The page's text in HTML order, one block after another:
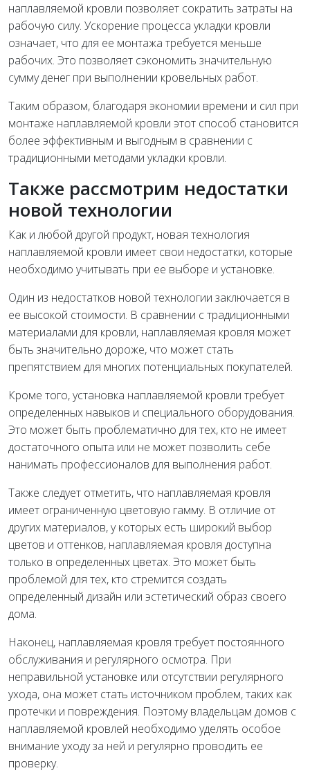
наплавляемой кровли позволяет сократить затраты на
рабочую силу. Ускорение процесса укладки кровли
означает, что для ее монтажа требуется меньше
рабочих. Это позволяет сэкономить значительную
сумму денег при выполнении кровельных работ.
Таким образом, благодаря экономии времени и сил при
монтаже наплавляемой кровли этот способ становится
более эффективным и выгодным в сравнении с
традиционными методами укладки кровли.
Также рассмотрим недостатки
новой технологии
Как и любой другой продукт, новая технология
наплавляемой кровли имеет свои недостатки, которые
необходимо учитывать при ее выборе и установке.
Один из недостатков новой технологии заключается в
ее высокой стоимости. В сравнении с традиционными
материалами для кровли, наплавляемая кровля может
быть значительно дороже, что может стать
препятствием для многих потенциальных покупателей.
Кроме того, установка наплавляемой кровли требует
определенных навыков и специального оборудования.
Это может быть проблематично для тех, кто не имеет
достаточного опыта или не может позволить себе
нанимать профессионалов для выполнения работ.
Также следует отметить, что наплавляемая кровля
имеет ограниченную цветовую гамму. В отличие от
других материалов, у которых есть широкий выбор
цветов и оттенков, наплавляемая кровля доступна
только в определенных цветах. Это может быть
проблемой для тех, кто стремится создать
определенный дизайн или эстетический образ своего
дома.
Наконец, наплавляемая кровля требует постоянного
обслуживания и регулярного осмотра. При
неправильной установке или отсутствии регулярного
ухода, она может стать источником проблем, таких как
протечки и повреждения. Поэтому владельцам домов с
наплавляемой кровлей необходимо уделять особое
внимание уходу за ней и регулярно проводить ее
проверку.